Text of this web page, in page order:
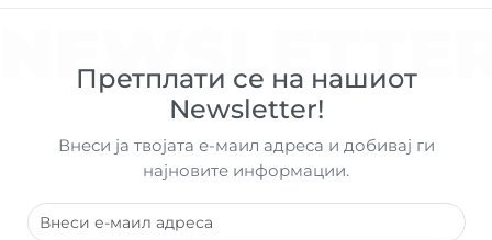
Претплати се на нашиот
Newsletter!
Внеси ја твојата е-маил адреса и добивај ги
најновите информации.